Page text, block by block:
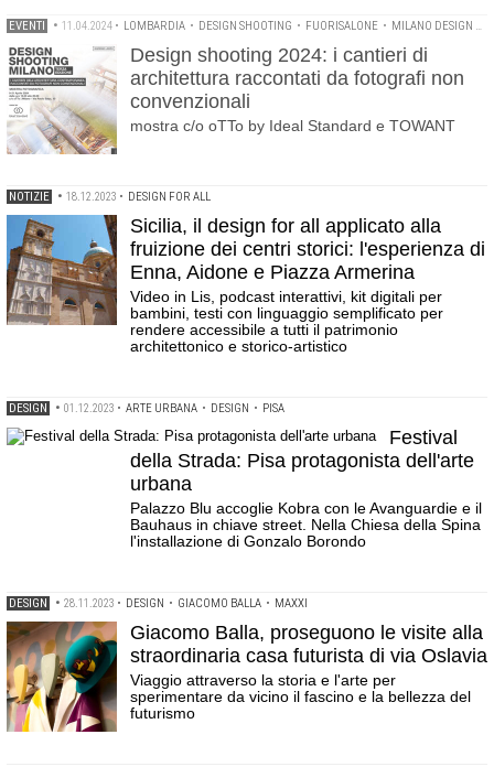
EVENTI • 11.04.2024 • LOMBARDIA • DESIGN SHOOTING • FUORISALONE • MILANO DESIGN WEEK 2024
Design shooting 2024: i cantieri di
architettura raccontati da fotografi non
convenzionali
mostra c/o oTTo by Ideal Standard e TOWANT
NOTIZIE • 18.12.2023 • DESIGN FOR ALL
Sicilia, il design for all applicato alla
fruizione dei centri storici: l'esperienza di
Enna, Aidone e Piazza Armerina
Video in Lis, podcast interattivi, kit digitali per
bambini, testi con linguaggio semplificato per
rendere accessibile a tutti il patrimonio
architettonico e storico-artistico
DESIGN • 01.12.2023 • ARTE URBANA • DESIGN • PISA
Festival
della Strada: Pisa protagonista dell'arte
urbana
Palazzo Blu accoglie Kobra con le Avanguardie e il
Bauhaus in chiave street. Nella Chiesa della Spina
l'installazione di Gonzalo Borondo
DESIGN • 28.11.2023 • DESIGN • GIACOMO BALLA • MAXXI
Giacomo Balla, proseguono le visite alla
straordinaria casa futurista di via Oslavia
Viaggio attraverso la storia e l'arte per
sperimentare da vicino il fascino e la bellezza del
futurismo